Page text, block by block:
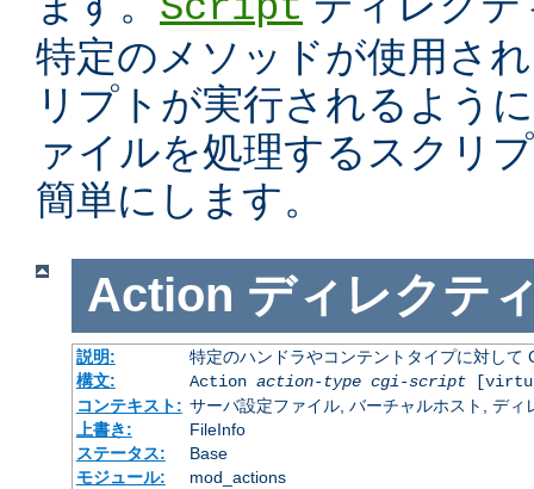
特定のメソッドが使用さ
リプトが実行されるよう
ァイルを処理するスクリ
簡単にします。
Action ディレクテ
説明:
特定のハンドラやコンテントタイプに対して
構文:
Action action-type cgi-script
コンテキスト: サーバ設定ファイル, バーチャルホスト, ディ
上書き:
FileInfo
ステータス:
Base
モジュール:
mod_actions